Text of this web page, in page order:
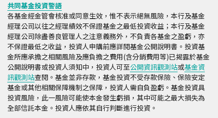
共同基金投資警語
各基金經金管會核准或同意生效，惟不表示絕無風險，本行及基金
經理公司以往之經理績效不保證基金之最低投資收益；本行及基金
經理公司除盡善良管理人之注意義務外，不負責各基金之盈虧，亦
不保證最低之收益，投資人申購前應詳閱基金公開說明書。投資基
金所應承擔之相關風險及應負擔之費用(含分銷費用等)已揭露於基金
公開說明書或投資人須知中，投資人可至公開資訊觀測站或基金資
訊觀測站查閱。基金並非存款，基金投資不受存款保險、保險安定
基金或其他相關保障機制之保障，投資人需自負盈虧。基金投資具
投資風險，此一風險可能使本金發生虧損，其中可能之最大損失為
全部信託本金。投資人應依其自行判斷進行投資。